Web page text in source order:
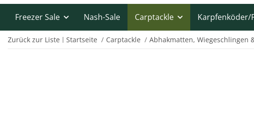
Freezer Sale Nash-Sale Carptackle
Zurück zur Liste Startseite Carptackle Abhakmatten, Wiegeschlingen